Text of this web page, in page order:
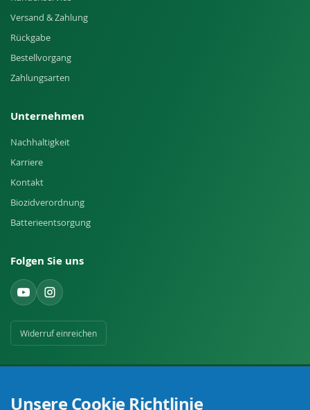
Versand & Zahlung
Rückgabe
Bestellvorgang
Zahlungsarten
Unternehmen
Nachhaltigkeit
Karriere
Kontakt
Biozidverordnung
Batterieentsorgung
Folgen Sie uns
Widerruf einreichen
Unsere Cookie Richtlinie